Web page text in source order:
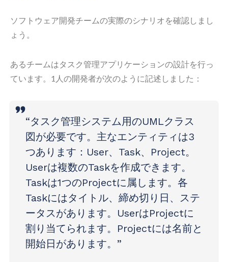
ソフトウェア開発チームの実際のシナリオを確認しまし
ょう。
あるチームはタスク管理アプリケーションの設計を行っ
ています。1人の開発者が次のように記述しました：
“タスク管理システム用のUMLクラス
図が必要です。主なエンティティは3
つあります：User、Task、Project。
Userは複数のTaskを作成できます。
Taskは1つのProjectに属します。各
Taskにはタイトル、締め切り日、ステ
ータスがあります。UserはProjectに
割り当てられます。Projectには名前と
開始日があります。”